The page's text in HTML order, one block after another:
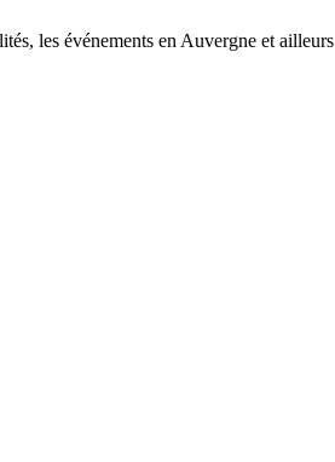
les événements en Auvergne et ailleurs